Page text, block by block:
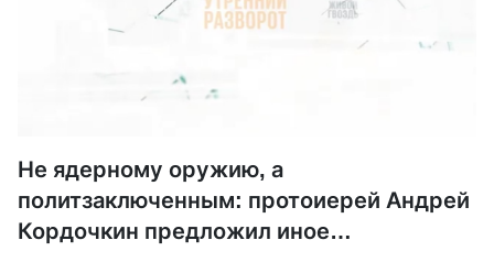
Не ядерному оружию, а
политзаключенным: протоиерей Андрей
Кордочкин предложил иное